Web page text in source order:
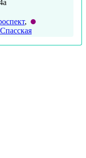
,
Спасская